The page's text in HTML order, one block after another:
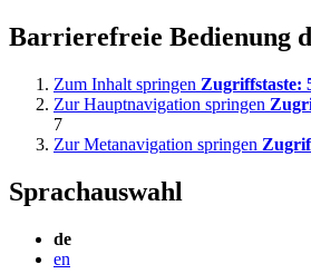
Barrierefreie Bedienung
Zum Inhalt springen Zugriffstaste:
Zur Hauptnavigation springen
7
Zur Metanavigation springen
Sprachauswahl
de
en